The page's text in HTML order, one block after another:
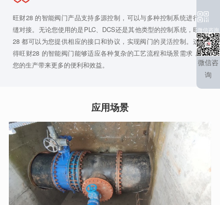
旺财28 的智能阀门产品支持多源控制，可以与多种控制系统进行无
缝对接。无论您使用的是PLC、DCS还是其他类型的控制系统，旺财
28 都可以为您提供相应的接口和协议，实现阀门的灵活控制。这使
得旺财28 的智能阀门能够适应各种复杂的工艺流程和场景需求，为
您的生产带来更多的便利和效益。
应用场景
微信咨询
微信咨
询